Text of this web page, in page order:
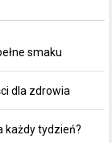
smaku
dla zdrowia
każdy tydzień?